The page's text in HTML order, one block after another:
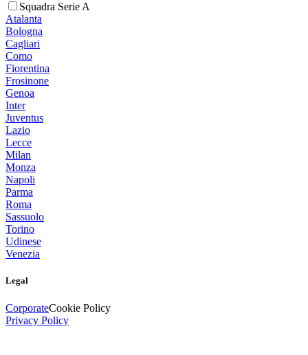
Squadra Serie A
Atalanta
Bologna
Cagliari
Como
Fiorentina
Frosinone
Genoa
Inter
Juventus
Lazio
Lecce
Milan
Monza
Napoli
Parma
Roma
Sassuolo
Torino
Udinese
Venezia
Legal
CorporateCookie Policy
Privacy Policy